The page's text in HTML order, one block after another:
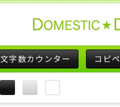
文字数カウンター コピ